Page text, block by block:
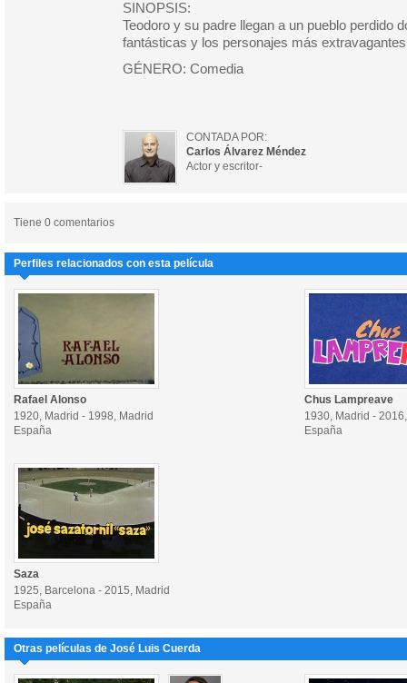
SINOPSIS:
Teodoro y su padre llegan a un pueblo perdido
fantásticas y los personajes más
GÉNERO: Comedia
CONTADA POR:
Carlos Álvarez Méndez
Actor y escritor-
Tiene 0 comentarios
Perfiles relacionados con esta película
Rafael Alonso
1920, Madrid - 1998, Madrid
España
Chus Lampreave
1930, Madrid -
España
Saza
1925, Barcelona - 2015, Madrid
España
Otras películas de José Luis Cuerda